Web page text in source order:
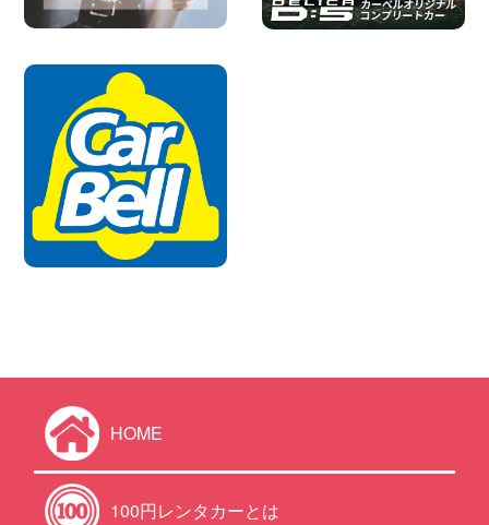
HOME
100円レンタカーとは